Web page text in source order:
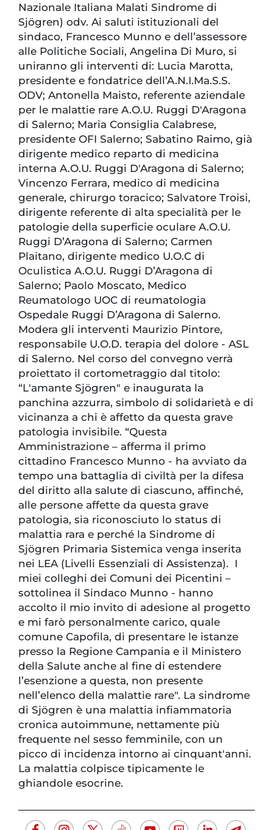
Nazionale Italiana Malati Sindrome di
Sjögren) odv. Ai saluti istituzionali del
sindaco, Francesco Munno e dell’assessore
alle Politiche Sociali, Angelina Di Muro, si
uniranno gli interventi di: Lucia Marotta,
presidente e fondatrice dell’A.N.I.Ma.S.S.
ODV; Antonella Maisto, referente aziendale
per le malattie rare A.O.U. Ruggi D'Aragona
di Salerno; Maria Consiglia Calabrese,
presidente OFI Salerno; Sabatino Raimo, già
dirigente medico reparto di medicina
interna A.O.U. Ruggi D'Aragona di Salerno;
Vincenzo Ferrara, medico di medicina
generale, chirurgo toracico; Salvatore Troisi,
dirigente referente di alta specialità per le
patologie della superficie oculare A.O.U.
Ruggi D’Aragona di Salerno; Carmen
Plaitano, dirigente medico U.O.C di
Oculistica A.O.U. Ruggi D’Aragona di
Salerno; Paolo Moscato, Medico
Reumatologo UOC di reumatologia
Ospedale Ruggi D’Aragona di Salerno.
Modera gli interventi Maurizio Pintore,
responsabile U.O.D. terapia del dolore - ASL
di Salerno. Nel corso del convegno verrà
proiettato il cortometraggio dal titolo:
“L'amante Sjögren" e inaugurata la
panchina azzurra, simbolo di solidarietà e di
vicinanza a chi è affetto da questa grave
patologia invisibile. “Questa
Amministrazione – afferma il primo
cittadino Francesco Munno - ha avviato da
tempo una battaglia di civiltà per la difesa
del diritto alla salute di ciascuno, affinché,
alle persone affette da questa grave
patologia, sia riconosciuto lo status di
malattia rara e perché la Sindrome di
Sjögren Primaria Sistemica venga inserita
nei LEA (Livelli Essenziali di Assistenza). I
miei colleghi dei Comuni dei Picentini –
sottolinea il Sindaco Munno - hanno
accolto il mio invito di adesione al progetto
e mi farò personalmente carico, quale
comune Capofila, di presentare le istanze
presso la Regione Campania e il Ministero
della Salute anche al fine di estendere
l’esenzione a questa, non presente
nell’elenco della malattie rare". La sindrome
di Sjögren è una malattia infiammatoria
cronica autoimmune, nettamente più
frequente nel sesso femminile, con un
picco di incidenza intorno ai cinquant'anni.
La malattia colpisce tipicamente le
ghiandole esocrine.